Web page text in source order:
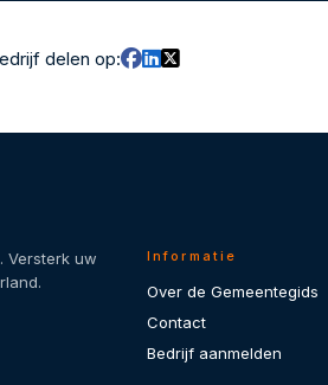
delen op:
Versterk uw
Informatie
Over de Gemeentegids
Contact
Bedrijf aanmelden